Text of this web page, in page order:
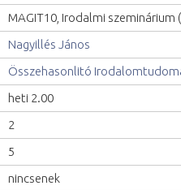
MAGIT10, Irodalmi
Nagyillés János
Összehasonlitó
heti 2.00
2
5
nincsenek